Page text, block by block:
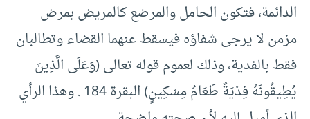
الدائمة، فتكون الحامل والمرضع كالمريض بمرض
مزمن لا يرجى شفاؤه فيسقط عنهما القضاء وتطالبان
فقط بالفدية، وذلك لعموم قوله تعالى (وَعَلَى الَّذِينَ
يُطِيقُونَهُ فِدْيَةٌ طَعَامُ مِسْكِينٍ) البقرة 184 . وهذا الرأي